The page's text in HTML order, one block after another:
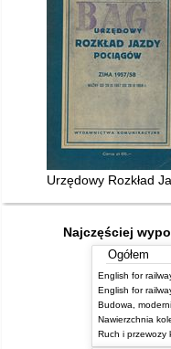
Urzędowy Rozkład
Najczęściej
Ogółem
Nawierzchnia